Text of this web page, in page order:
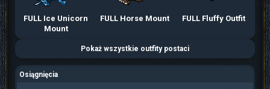
FULL Ice Unicorn
Mount
FULL Horse Mount FULL Fluffy Outfit
Pokaż wszystkie outfity postaci
Osiągnięcia